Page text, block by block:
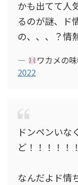
かも出てて人
るのが謎、ド
の、、、？情
— ワカメの
2022
ドンペンいな
ど！！！！！！
なんだよド情